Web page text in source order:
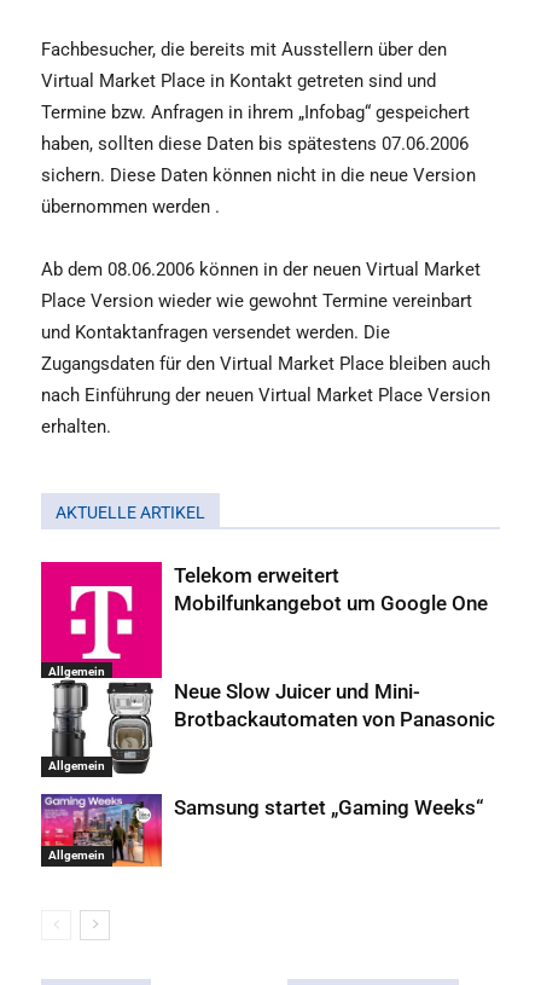
Fachbesucher, die bereits mit Ausstellern über den
Virtual Market Place in Kontakt getreten sind und
Termine bzw. Anfragen in ihrem „Infobag“ gespeichert
haben, sollten diese Daten bis spätestens 07.06.2006
sichern. Diese Daten können nicht in die neue Version
übernommen werden .
Ab dem 08.06.2006 können in der neuen Virtual Market
Place Version wieder wie gewohnt Termine vereinbart
und Kontaktanfragen versendet werden. Die
Zugangsdaten für den Virtual Market Place bleiben auch
nach Einführung der neuen Virtual Market Place Version
erhalten.
AKTUELLE ARTIKEL
Allgemein
Telekom erweitert
Mobilfunkangebot um Google One
Allgemein
Neue Slow Juicer und Mini-
Brotbackautomaten von Panasonic
Allgemein
Samsung startet „Gaming Weeks“